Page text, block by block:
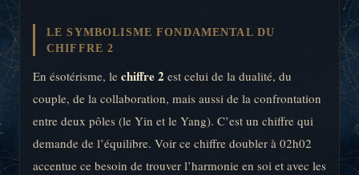
LE SYMBOLISME FONDAMENTAL DU
CHIFFRE 2
En ésotérisme, le chiffre 2 est celui de la dualité, du
couple, de la collaboration, mais aussi de la confrontation
entre deux pôles (le Yin et le Yang). C’est un chiffre qui
demande de l’équilibre. Voir ce chiffre doubler à 02h02
accentue ce besoin de trouver l’harmonie en soi et avec les